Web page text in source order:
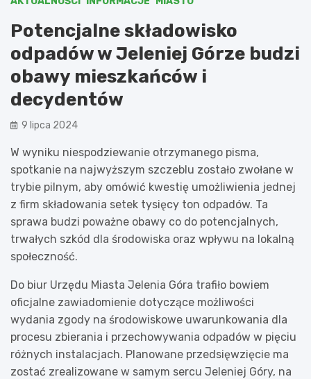
Potencjalne składowisko
odpadów w Jeleniej Górze budzi
obawy mieszkańców i
decydentów
9 lipca 2024
W wyniku niespodziewanie otrzymanego pisma,
spotkanie na najwyższym szczeblu zostało zwołane w
trybie pilnym, aby omówić kwestię umożliwienia jednej
z firm składowania setek tysięcy ton odpadów. Ta
sprawa budzi poważne obawy co do potencjalnych,
trwałych szkód dla środowiska oraz wpływu na lokalną
społeczność.
Do biur Urzędu Miasta Jelenia Góra trafiło bowiem
oficjalne zawiadomienie dotyczące możliwości
wydania zgody na środowiskowe uwarunkowania dla
procesu zbierania i przechowywania odpadów w pięciu
różnych instalacjach. Planowane przedsięwzięcie ma
zostać zrealizowane w samym sercu Jeleniej Góry, na